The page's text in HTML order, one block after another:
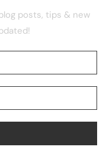
posts, tips & new